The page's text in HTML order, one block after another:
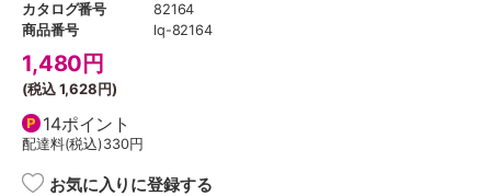
カタログ番号
82164
商品番号
lq-82164
1,480 円
(税込1,628円)
14ポイント
配達料(税込)330円
お気に入りに登録する